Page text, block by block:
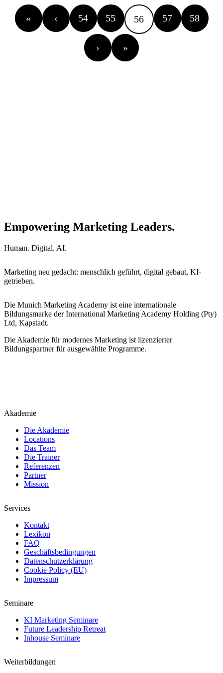
« ‹ 54 55 56 57 58
› »
Empowering Marketing Leaders.
Human. Digital. AI.
Marketing neu gedacht: menschlich geführt, digital gebaut, KI-
getrieben.
Die Munich Marketing Academy ist eine internationale
Bildungsmarke der International Marketing Academy Holding (Pty)
Ltd, Kapstadt.
Die Akademie für modernes Marketing ist lizenzierter
Bildungspartner für ausgewählte Programme.
Akademie
Die Akademie
Locations
Das Team
Die Trainer
Referenzen
Partner
Mission
Services
Kontakt
Lexikon
FAQ
Geschäftsbedingungen
Datenschutzerklärung
Cookie Policy (EU)
Impressum
Seminare
KI Marketing Seminare
Future Leadership Retreat
Inhouse Seminare
Weiterbildungen